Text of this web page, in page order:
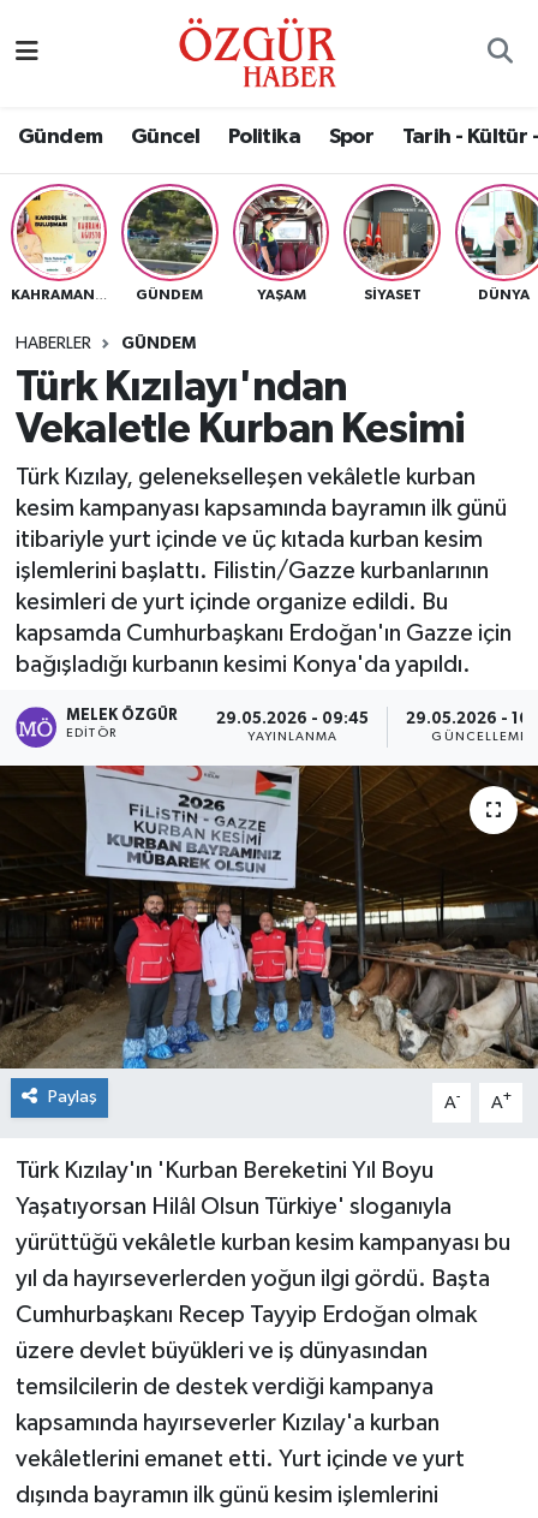
Gündem Güncel Politika Spor Tarih - Kültür
GÜNDEM YAŞAM SIYASET DÜNYA
HABERLER GÜNDEM
Türk Kızılayı'ndan
Vekaletle Kurban Kesimi
Türk Kızılay, gelenekselleşen vekâletle kurban
kesim kampanyası kapsamında bayramın ilk günü
itibariyle yurt içinde ve üç kıtada kurban kesim
işlemlerini başlattı. Filistin/Gazze kurbanlarının
kesimleri de yurt içinde organize edildi. Bu
kapsamda Cumhurbaşkanı Erdoğan'ın Gazze için
bağışladığı kurbanın kesimi Konya'da yapıldı.
MELEK ÖZGÜR
EDITÖR
29.05.2026 - 09:45
YAYINLANMA
29.05.2026 -
GÜNCELLEME
Paylaş A- A+
Türk Kızılay'ın 'Kurban Bereketini Yıl Boyu
Yaşatıyorsan Hilâl Olsun Türkiye' sloganıyla
yürüttüğü vekâletle kurban kesim kampanyası bu
yıl da hayırseverlerden yoğun ilgi gördü. Başta
Cumhurbaşkanı Recep Tayyip Erdoğan olmak
üzere devlet büyükleri ve iş dünyasından
temsilcilerin de destek verdiği kampanya
kapsamında hayırseverler Kızılay'a kurban
vekâletlerini emanet etti. Yurt içinde ve yurt
dışında bayramın ilk günü kesim işlemlerini
Eğitim
Ekonomi
Güncel
Gündem
Politika
Sağlık
Spor
Tarih - Kültür - Sanat - Turizm
Yaşam
Nöbetçi Eczaneler
Namaz Vakitleri
Trafik Durumu
Süper Lig Puan Durumu ve Fikstür
Tüm Manşetler
Haber Arşivi